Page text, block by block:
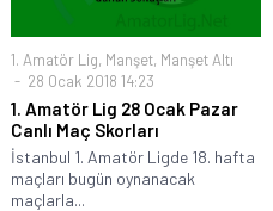
1. Amatör Lig, Manşet, Manşet Altı
28 Ocak 2018 14:23
1. Amatör Lig 28 Ocak Pazar
Canlı Maç Skorları
İstanbul 1. Amatör Ligde 18. hafta
maçları bugün oynanacak
maçlarla...